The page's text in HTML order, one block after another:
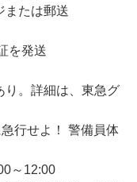
または郵送
を発送
。詳細は、東急グ
行せよ！ 警備員体
～12:00